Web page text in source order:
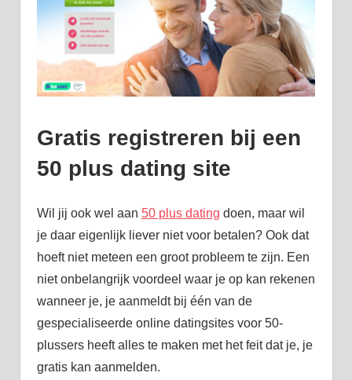
Gratis registreren bij een
50 plus dating site
Wil jij ook wel aan 50 plus dating doen, maar wil
je daar eigenlijk liever niet voor betalen? Ook dat
hoeft niet meteen een groot probleem te zijn. Een
niet onbelangrijk voordeel waar je op kan rekenen
wanneer je, je aanmeldt bij één van de
gespecialiseerde online datingsites voor 50-
plussers heeft alles te maken met het feit dat je, je
gratis kan aanmelden.